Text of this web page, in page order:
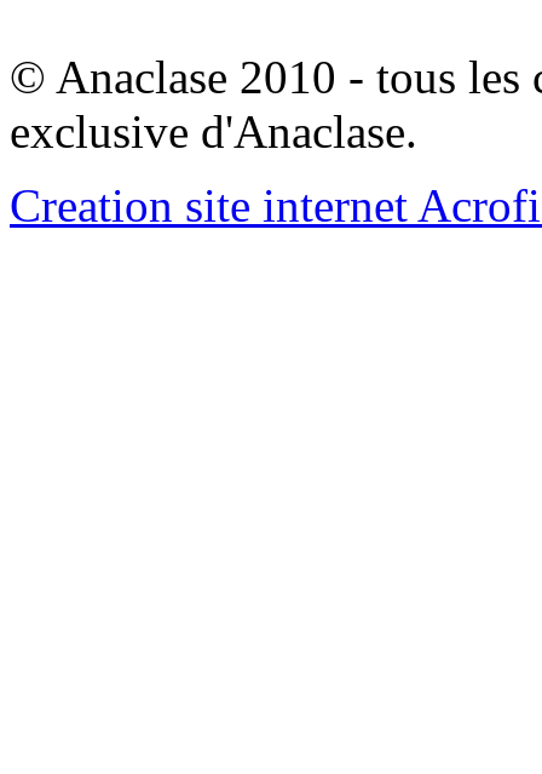
© Anaclase 2010 - tous les
exclusive d'Anaclase.
Creation site internet